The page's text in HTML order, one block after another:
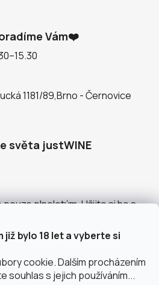
bylo 18 let a vyberte si
cookie. Dalším procházením
souhlas s jejich používáním...
Vám❤️
1181/89,Brno - Černovice
světa justWINE
pouze plnoletým. Užijte si ho s